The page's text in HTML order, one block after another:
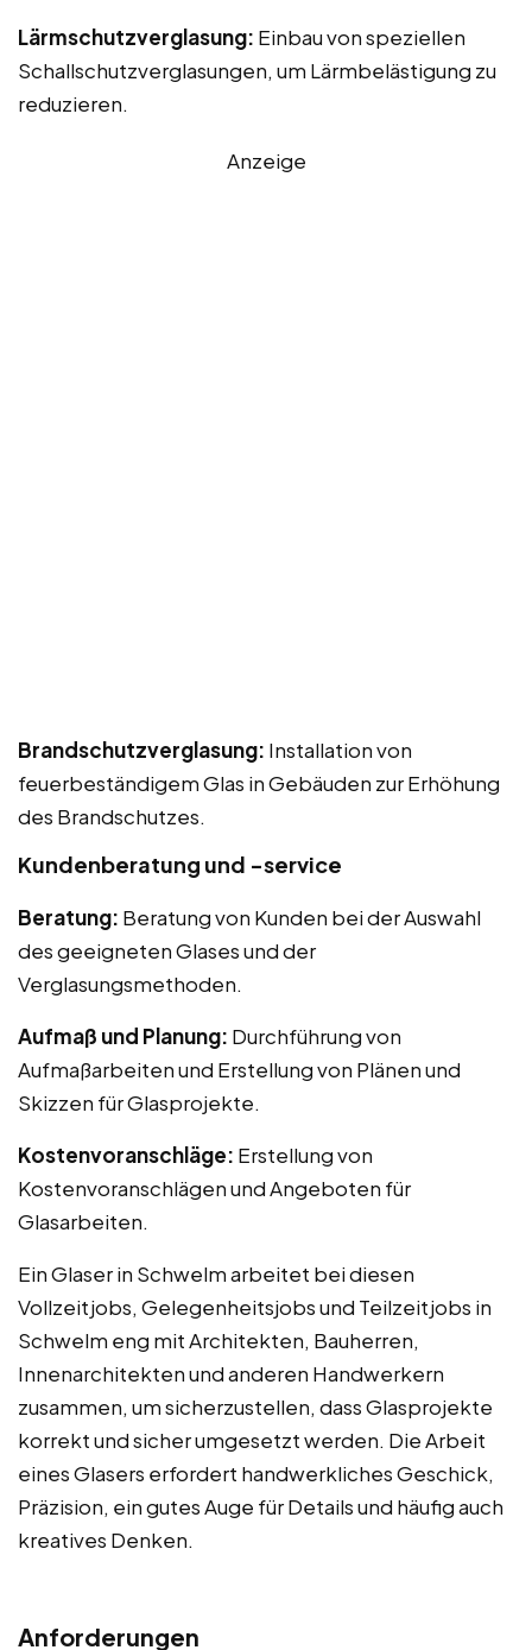
Lärmschutzverglasung: Einbau von speziellen
Schallschutzverglasungen, um Lärmbelästigung zu
reduzieren.
Anzeige
Brandschutzverglasung: Installation von
feuerbeständigem Glas in Gebäuden zur Erhöhung
des Brandschutzes.
Kundenberatung und -service
Beratung: Beratung von Kunden bei der Auswahl
des geeigneten Glases und der
Verglasungsmethoden.
Aufmaß und Planung: Durchführung von
Aufmaßarbeiten und Erstellung von Plänen und
Skizzen für Glasprojekte.
Kostenvoranschläge: Erstellung von
Kostenvoranschlägen und Angeboten für
Glasarbeiten.
Ein Glaser in Schwelm arbeitet bei diesen
Vollzeitjobs, Gelegenheitsjobs und Teilzeitjobs in
Schwelm eng mit Architekten, Bauherren,
Innenarchitekten und anderen Handwerkern
zusammen, um sicherzustellen, dass Glasprojekte
korrekt und sicher umgesetzt werden. Die Arbeit
eines Glasers erfordert handwerkliches Geschick,
Präzision, ein gutes Auge für Details und häufig auch
kreatives Denken.
Anforderungen